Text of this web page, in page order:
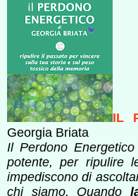
IL
Georgia Briata
Il Perdono
potente, per ripulire
impediscono di
chi siamo. Quando